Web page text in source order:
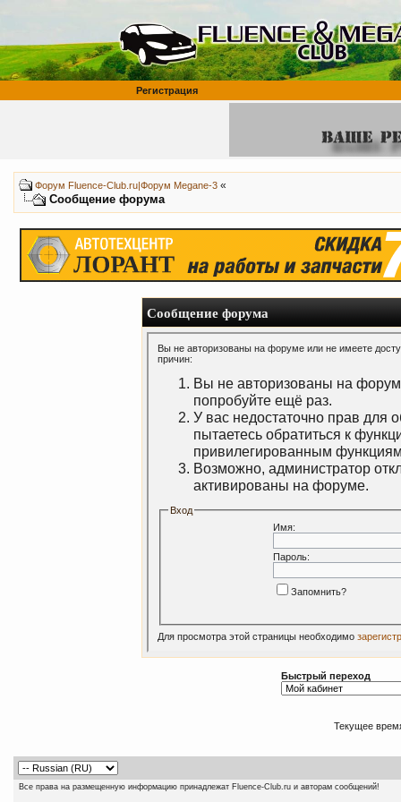
Регистрация
Форум Fluence-Club.ru|Форум Megane-3 «
Сообщение форума
Сообщение форума
Вы не авторизованы на форуме или не имеете
причин:
Вы не авторизованы на
попробуйте ещё раз.
У вас недостаточно прав для
пытаетесь обратиться к
привилегированным
Возможно, администратор
активированы на форуме.
Вход
Имя:
Пароль:
Запомнить?
Для просмотра этой страницы необходимо
Быстрый переход
Текущее
Все права на размещенную информацию принадлежат Fluence-Club.ru и авторам сообщений!